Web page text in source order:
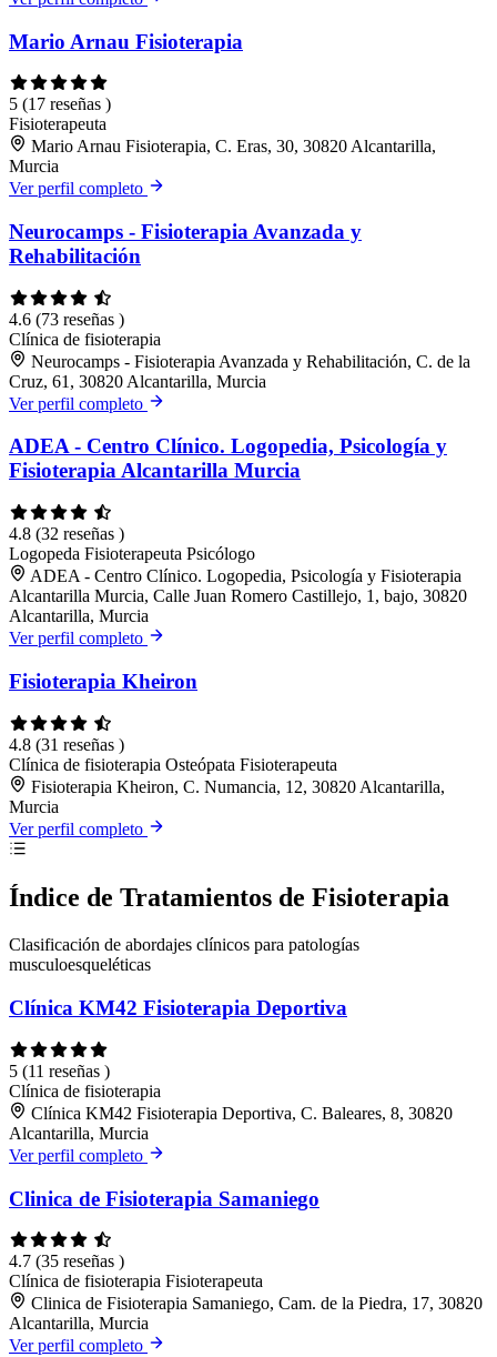
Mario Arnau Fisioterapia
5 (17 reseñas )
Fisioterapeuta
Mario Arnau Fisioterapia, C. Eras, 30, 30820 Alcantarilla,
Murcia
Ver perfil completo
Neurocamps - Fisioterapia Avanzada y
Rehabilitación
4.6 (73 reseñas )
Clínica de fisioterapia
Neurocamps - Fisioterapia Avanzada y Rehabilitación, C. de la
Cruz, 61, 30820 Alcantarilla, Murcia
Ver perfil completo
ADEA - Centro Clínico. Logopedia, Psicología y
Fisioterapia Alcantarilla Murcia
4.8 (32 reseñas )
Logopeda Fisioterapeuta Psicólogo
ADEA - Centro Clínico. Logopedia, Psicología y Fisioterapia
Alcantarilla Murcia, Calle Juan Romero Castillejo, 1, bajo, 30820
Alcantarilla, Murcia
Ver perfil completo
Fisioterapia Kheiron
4.8 (31 reseñas )
Clínica de fisioterapia Osteópata Fisioterapeuta
Fisioterapia Kheiron, C. Numancia, 12, 30820 Alcantarilla,
Murcia
Ver perfil completo
Índice de Tratamientos de Fisioterapia
Clasificación de abordajes clínicos para patologías
musculoesqueléticas
Clínica KM42 Fisioterapia Deportiva
5 (11 reseñas )
Clínica de fisioterapia
Clínica KM42 Fisioterapia Deportiva, C. Baleares, 8, 30820
Alcantarilla, Murcia
Ver perfil completo
Clinica de Fisioterapia Samaniego
4.7 (35 reseñas )
Clínica de fisioterapia Fisioterapeuta
Clinica de Fisioterapia Samaniego, Cam. de la Piedra, 17, 30820
Alcantarilla, Murcia
Ver perfil completo